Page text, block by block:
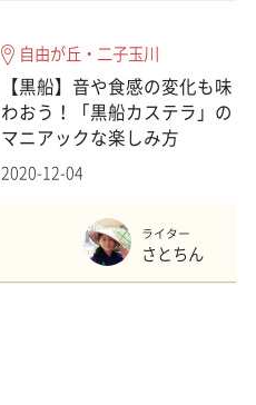
自由が丘・二子玉川
【黒船】音や食感の変化も味
わおう！「黒船カステラ」の
マニアックな楽しみ方
2020-12-04
ライター
さとちん